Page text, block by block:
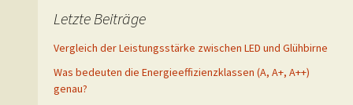
Letzte Beiträge
Vergleich der Leistungsstärke zwischen LED und Glühbirne
Was bedeuten die Energieeffizienzklassen (A, A+, A++)
genau?